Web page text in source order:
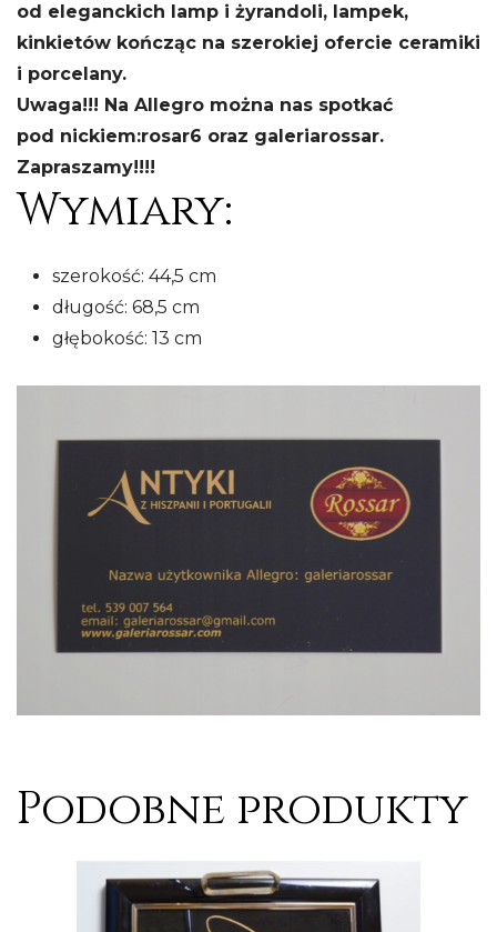
od eleganckich lamp i żyrandoli, lampek,
kinkietów kończąc na szerokiej ofercie ceramiki
i porcelany.
Uwaga!!! Na Allegro można nas spotkać
pod nickiem:rosar6 oraz galeriarossar.
Zapraszamy!!!!
Wymiary:
szerokość: 44,5 cm
długość: 68,5 cm
głębokość: 13 cm
Podobne produkty